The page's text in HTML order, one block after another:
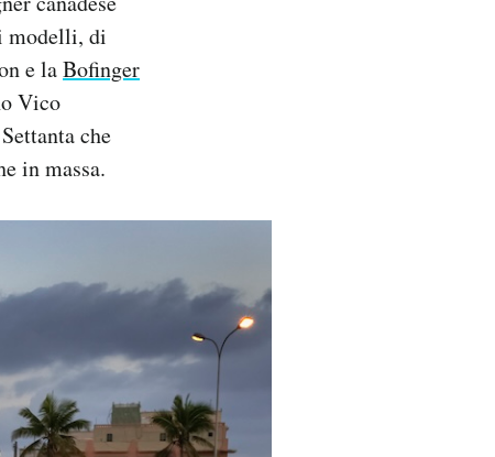
modelli, di
e laBofinger
Vico
che
in massa.